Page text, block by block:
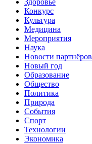
Здоровье
Конкурс
Культура
Медицина
Мероприятия
Наука
Новости партнёров
Новый год
Образование
Общество
Политика
Природа
События
Спорт
Технологии
Экономика